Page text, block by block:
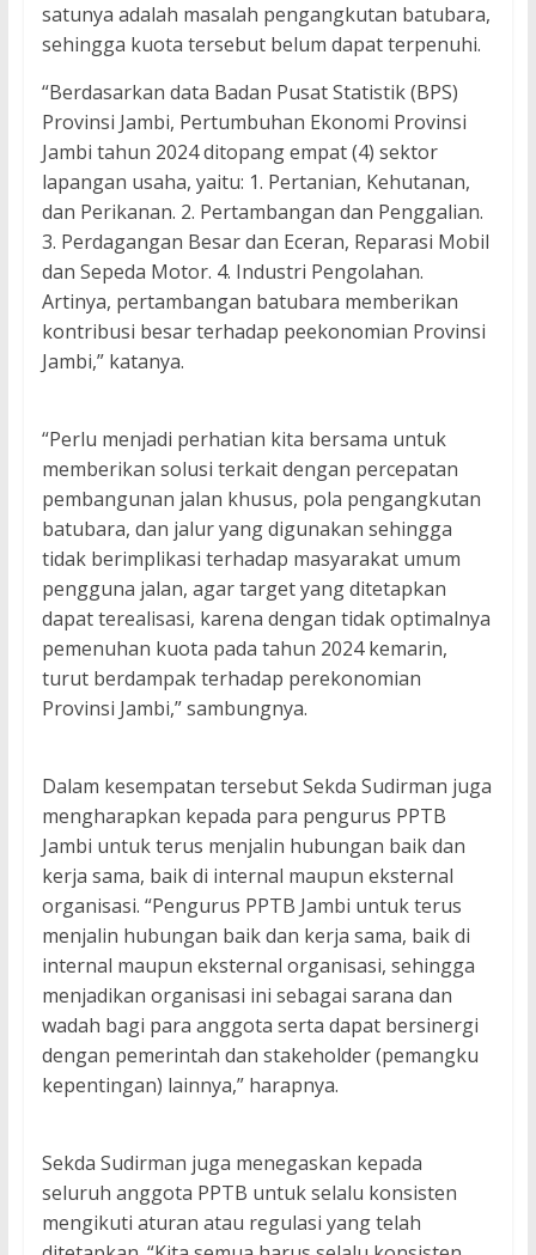
satunya adalah masalah pengangkutan batubara,
sehingga kuota tersebut belum dapat terpenuhi.
“Berdasarkan data Badan Pusat Statistik (BPS)
Provinsi Jambi, Pertumbuhan Ekonomi Provinsi
Jambi tahun 2024 ditopang empat (4) sektor
lapangan usaha, yaitu: 1. Pertanian, Kehutanan,
dan Perikanan. 2. Pertambangan dan Penggalian.
3. Perdagangan Besar dan Eceran, Reparasi Mobil
dan Sepeda Motor. 4. Industri Pengolahan.
Artinya, pertambangan batubara memberikan
kontribusi besar terhadap peekonomian Provinsi
Jambi,” katanya.
“Perlu menjadi perhatian kita bersama untuk
memberikan solusi terkait dengan percepatan
pembangunan jalan khusus, pola pengangkutan
batubara, dan jalur yang digunakan sehingga
tidak berimplikasi terhadap masyarakat umum
pengguna jalan, agar target yang ditetapkan
dapat terealisasi, karena dengan tidak optimalnya
pemenuhan kuota pada tahun 2024 kemarin,
turut berdampak terhadap perekonomian
Provinsi Jambi,” sambungnya.
Dalam kesempatan tersebut Sekda Sudirman juga
mengharapkan kepada para pengurus PPTB
Jambi untuk terus menjalin hubungan baik dan
kerja sama, baik di internal maupun eksternal
organisasi. “Pengurus PPTB Jambi untuk terus
menjalin hubungan baik dan kerja sama, baik di
internal maupun eksternal organisasi, sehingga
menjadikan organisasi ini sebagai sarana dan
wadah bagi para anggota serta dapat bersinergi
dengan pemerintah dan stakeholder (pemangku
kepentingan) lainnya,” harapnya.
Sekda Sudirman juga menegaskan kepada
seluruh anggota PPTB untuk selalu konsisten
mengikuti aturan atau regulasi yang telah